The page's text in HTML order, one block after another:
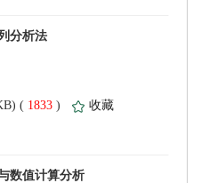
1833 )